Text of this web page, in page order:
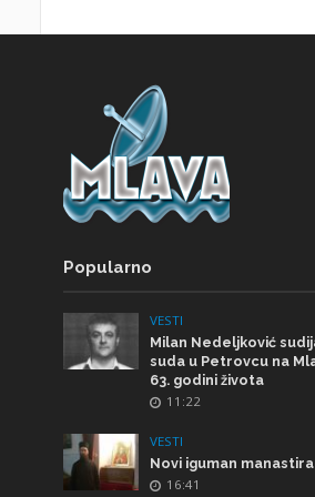
Popularno
VESTI
Milan Nedeljković
suda u Petrovcu na
63. godini života
11:22
VESTI
Novi iguman
16:41